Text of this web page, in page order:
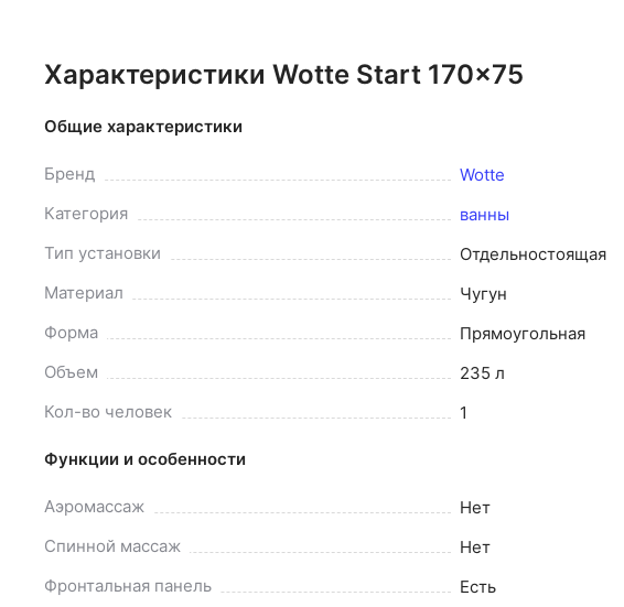
Характеристики Wotte Start 170x75
Общие характеристики
Бренд
Wotte
Категория
ванны
Тип установки
Отдельностоящая
Материал
Чугун
Форма
Прямоугольная
Объем
235 л
Кол-во человек 1
Функции и особенности
Аэромассаж
Нет
Спинной массаж
Нет
Фронтальная панель
Есть